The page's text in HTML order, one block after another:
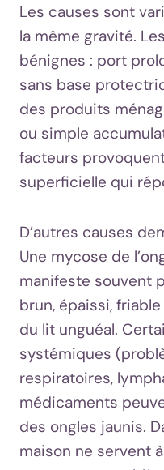
Les causes sont
la même gravité.
bénignes : port
sans base
des produits
ou simple
facteurs
superficielle qui
D’autres causes
Une mycose de
manifeste souvent
brun, épaissi,
du lit unguéal.
systémiques
respiratoires,
médicaments
des ongles jaunis.
maison ne servent